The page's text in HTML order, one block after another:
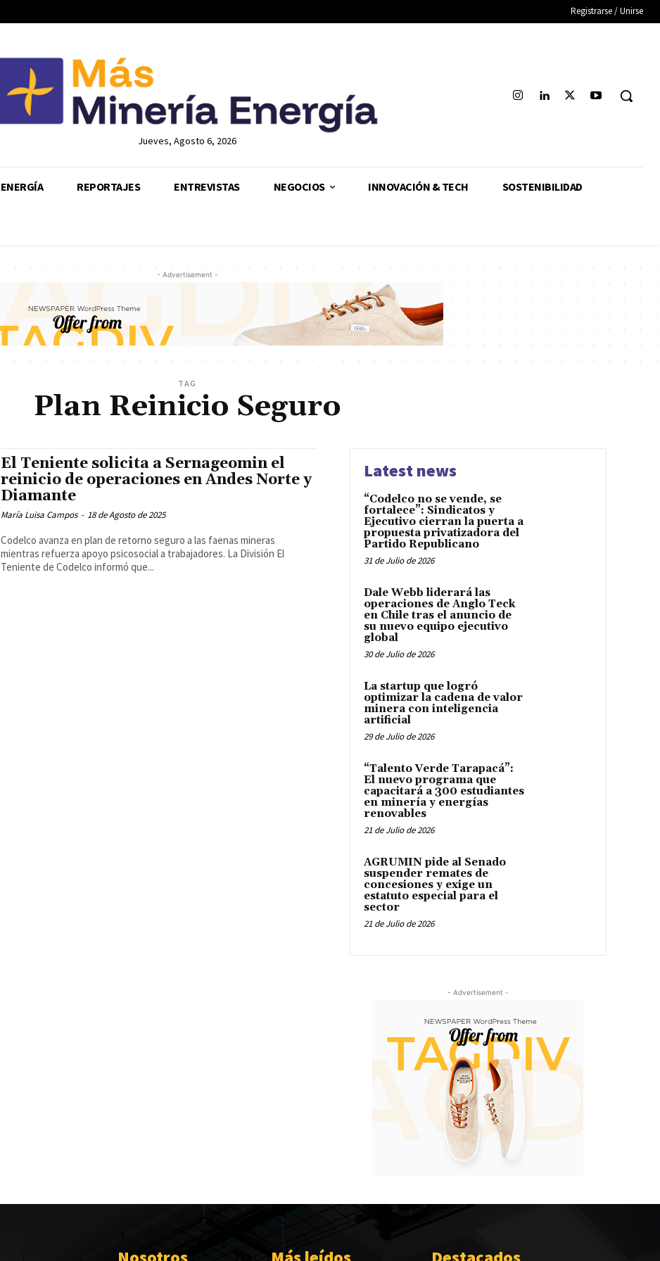
Registrarse / Unirse
Jueves, Agosto 6, 2026
ENERGÍA REPORTAJES ENTREVISTAS NEGOCIOS INNOVACIÓN & TECH SOSTENIBILIDAD
- Advertisement -
TAG
Plan Reinicio Seguro
El Teniente solicita a Sernageomin el
reinicio de operaciones en Andes Norte y
Diamante
María Luisa Campos - 18 de Agosto de 2025
Codelco avanza en plan de retorno seguro a las faenas mineras
mientras refuerza apoyo psicosocial a trabajadores. La División El
Teniente de Codelco informó que...
Latest news
“Codelco no se vende, se
fortalece”: Sindicatos y
Ejecutivo cierran la puerta a
propuesta privatizadora del
Partido Republicano
31 de Julio de 2026
Dale Webb liderará las
operaciones de Anglo Teck
en Chile tras el anuncio de
su nuevo equipo ejecutivo
global
30 de Julio de 2026
La startup que logró
optimizar la cadena de valor
minera con inteligencia
artificial
29 de Julio de 2026
“Talento Verde Tarapacá”:
El nuevo programa que
capacitará a 300 estudiantes
en minería y energías
renovables
21 de Julio de 2026
AGRUMIN pide al Senado
suspender remates de
concesiones y exige un
estatuto especial para el
sector
21 de Julio de 2026
- Advertisement -